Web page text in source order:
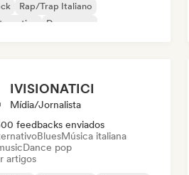
Rap/Trap Italiano
Dream pop
IVISIONATICI
Mídia/Jornalista
feedbacks enviados
BluesMúsica italiana
Dance pop
artigos